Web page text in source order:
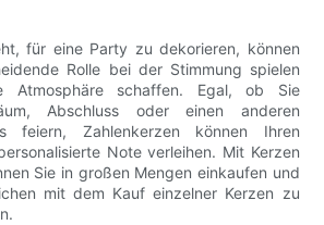
für eine Party zu dekorieren, können
Rolle bei der Stimmung spielen
Atmosphäre schaffen. Egal, ob Sie
Abschluss oder einen anderen
feiern, Zahlenkerzen können Ihren
Note verleihen. Mit Kerzen
Sie in großen Mengen einkaufen und
mit dem Kauf einzelner Kerzen zu